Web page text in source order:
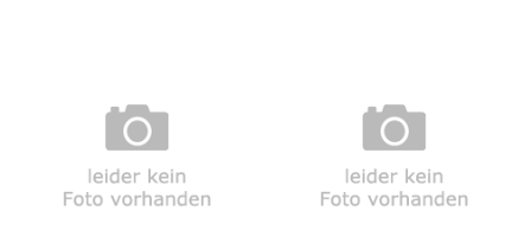
Zucker / Süßstoffe